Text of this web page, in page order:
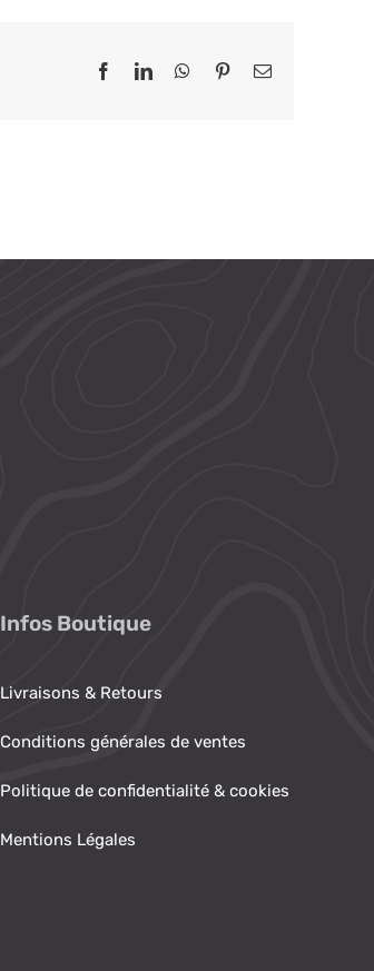
FacebookLinkedInWhatsApp
PinterestEmail
Infos Boutique
Livraisons & Retours
Conditions générales de ventes
Politique de confidentialité & cookies
Mentions Légales